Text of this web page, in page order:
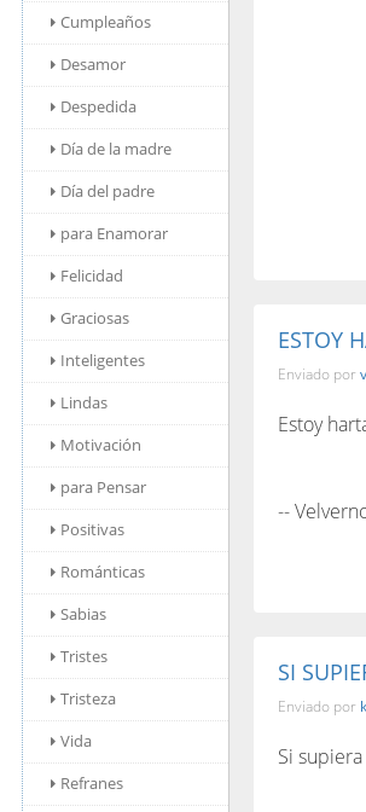
Cumpleaños
Desamor
Despedida
Día de la madre
Día del padre
para Enamorar
Felicidad
Graciosas
Inteligentes
Lindas
Motivación
para Pensar
Positivas
Románticas
Sabias
Tristes
Tristeza
Vida
Refranes
ESTOY
Enviado por
Estoy
--
SI
Enviado por
Si